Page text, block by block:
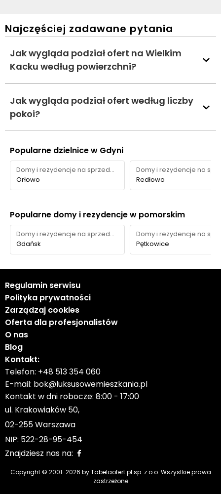
Najczęściej zadawane pytania
Jak wygląda podział ofert na Wielkim
Kacku według powierzchni?
Jak wygląda podział ofert według liczby
pokoi?
Popularne dzielnice w Gdyni
Domy i rezydencje na sprzedaż
Orłowo
Redłowo
Popularne domy i rezydencje w pomorskim
Domy i rezydencje na sprzedaż
Gdańsk
Pętkowice
Regulamin serwisu
Polityka prywatności
Zarządzaj cookies
Oferta dla profesjonalistów
O nas
Blog
Kontakt:
Telefon: +48 513 354 060
E-mail: bok@luksusowemieszkania.pl
Kontakt w dni robocze: 8:00 - 17:00
ul. Krakowiaków 50,
02-255 Warszawa
NIP: 522-28-95-454
Znajdziesz nas na:
Copyright © 2001-2026 by Tabelaofert.pl sp. z o.o. Wszystkie prawa
zastrzeżone